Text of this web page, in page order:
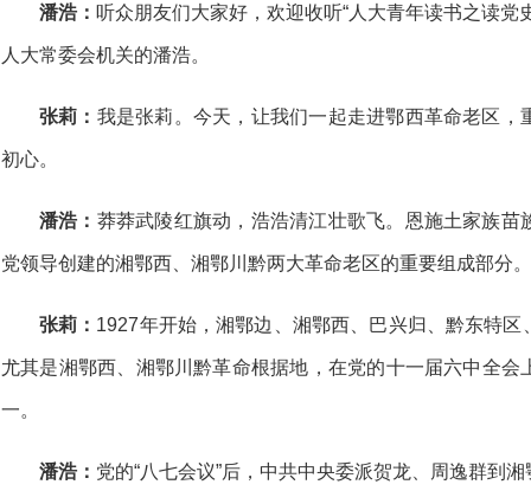
潘浩： 听众朋友们大家好，欢迎收听“人大青年读书之读党
人大常委会机关的潘浩。
张莉： 我是张莉。今天，让我们一起走进鄂西革命老区
初心。
潘浩： 莽莽武陵红旗动，浩浩清江壮歌飞。恩施土家族
党领导创建的湘鄂西、湘鄂川黔两大革命老区的重要组成部分。
张莉： 1927年开始，湘鄂边、湘鄂西、巴兴归、黔东特
尤其是湘鄂西、湘鄂川黔革命根据地，在党的十一届六中全
一。
潘浩： 党的“八七会议”后，中共中央委派贺龙、周逸群到